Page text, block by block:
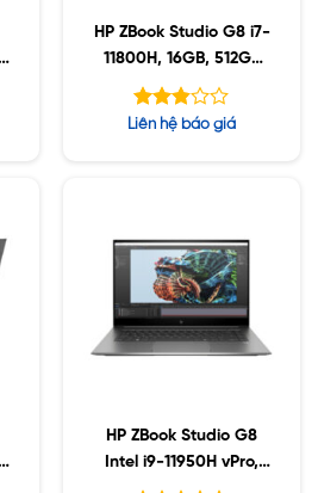
HP ZBook Studio G8 i7-
11800H, 16GB, 512GB
SSD, Nvidia RTX3070
Được
Liên hệ báo giá
HP ZBook Studio G8
Intel i9-11950H vPro,
16GB, Nvidia T1200